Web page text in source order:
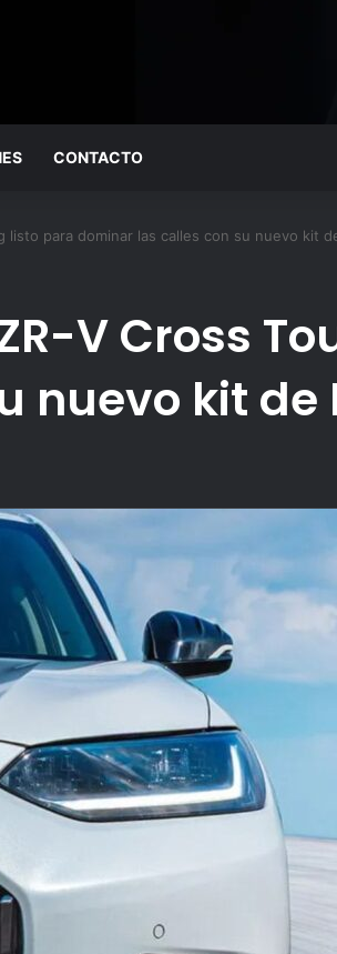
CONTACTO
listo para dominar las calles con su nuevo kit
V Cross
nuevo kit de